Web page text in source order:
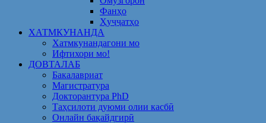
Фанҳо
Ҳуҷҷатҳо
ХАТМКУНАНДА
Хатмкунандагони мо
Ифтихори мо!
ДОВТАЛАБ
Бакалавриат
Магистратура
Докторантура PhD
Таҳсилоти дуюми олии касбӣ
Онлайн бақайдгирӣ